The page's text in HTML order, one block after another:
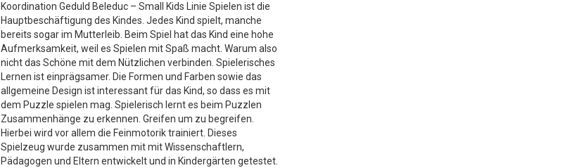
Koordination Geduld Beleduc – Small Kids Linie Spielen ist die
Hauptbeschäftigung des Kindes. Jedes Kind spielt, manche
bereits sogar im Mutterleib. Beim Spiel hat das Kind eine hohe
Aufmerksamkeit, weil es Spielen mit Spaß macht. Warum also
nicht das Schöne mit dem Nützlichen verbinden. Spielerisches
Lernen ist einprägsamer. Die Formen und Farben sowie das
allgemeine Design ist interessant für das Kind, so dass es mit
dem Puzzle spielen mag. Spielerisch lernt es beim Puzzlen
Zusammenhänge zu erkennen. Greifen um zu begreifen.
Hierbei wird vor allem die Feinmotorik trainiert. Dieses
Spielzeug wurde zusammen mit mit Wissenschaftlern,
Pädagogen und Eltern entwickelt und in Kindergärten getestet.